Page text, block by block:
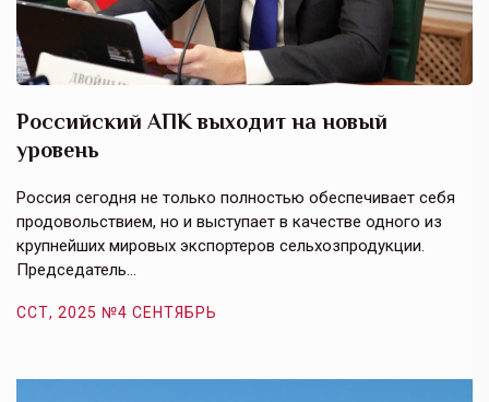
Российский АПК выходит на новый
уровень
Россия сегодня не только полностью обеспечивает себя
продовольствием, но и выступает в качестве одного из
крупнейших мировых экспортеров сельхозпродукции.
Председатель…
ССТ, 2025 №4 СЕНТЯБРЬ